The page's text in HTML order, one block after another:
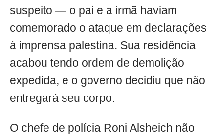
suspeito — o pai e a irmã haviam
comemorado o ataque em declarações
à imprensa palestina. Sua residência
acabou tendo ordem de demolição
expedida, e o governo decidiu que não
entregará seu corpo.
O chefe de polícia Roni Alsheich não